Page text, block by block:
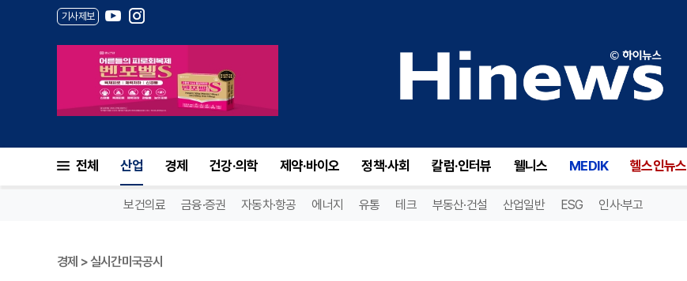
기사제보
전체 산업 경제 건강·의학 제약·바이오 정책·사회 칼럼·인터뷰 웰니스 MEDIK 헬스인뉴스
보건의료 금융·증권 자동차·항공 에너지 유통 테크 부동산·건설 산업일반 ESG 인사·부고
경제 > 실시간미국공시